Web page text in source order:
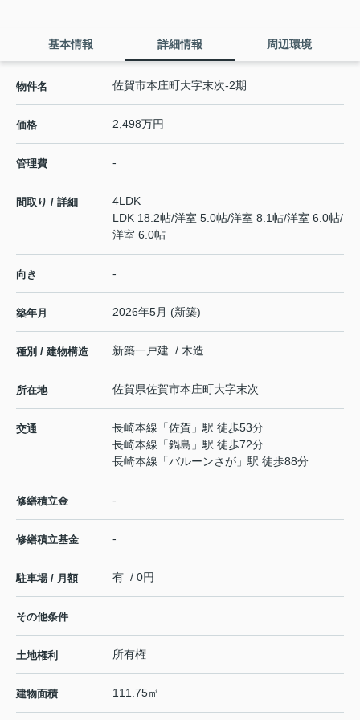
基本情報 詳細情報 周辺環境
物件名 佐賀市本庄町大字末次-2期
価格 2,498万円
管理費 -
間取り / 詳細
4LDK
LDK 18.2帖/洋室 5.0帖/洋室 8.1帖/洋室 6.0帖/
洋室 6.0帖
向き -
築年月 2026年5月 (新築)
種別 / 建物構造 新築一戸建 / 木造
所在地 佐賀県佐賀市本庄町大字末次
交通 長崎本線 「佐賀 」駅 徒歩53分
長崎本線 「鍋島 」駅 徒歩72分
長崎本線 「バルーンさが 」駅 徒歩88分
修繕積立金 -
修繕積立基金 -
駐車場 / 月額 有 / 0円
その他条件
土地権利 所有権
建物面積 111.75㎡